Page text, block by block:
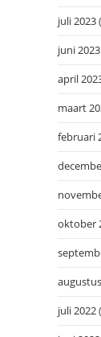
juli 2023
juni 2023
april
maart
februari
oktober
juli 2022